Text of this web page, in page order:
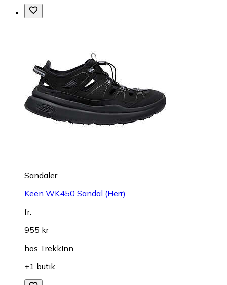
Sandaler
Keen WK450 Sandal (Herr)
fr.
955 kr
hos TrekkInn
+1 butik